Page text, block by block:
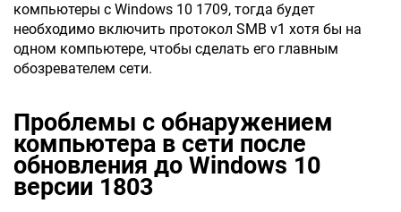
компьютеры с Windows 10 1709, тогда будет
необходимо включить протокол SMB v1 хотя бы на
одном компьютере, чтобы сделать его главным
обозревателем сети.
Проблемы с обнаружением
компьютера в сети после
обновления до Windows 10
версии 1803